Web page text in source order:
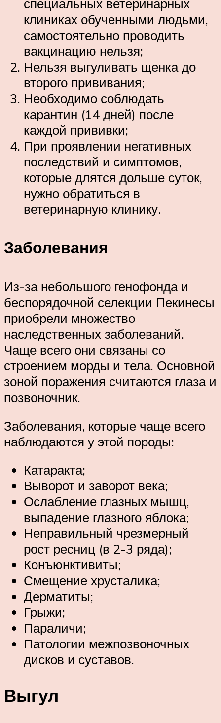
специальных ветеринарных
клиниках обученными людьми,
самостоятельно проводить
вакцинацию нельзя;
Нельзя выгуливать щенка до
второго прививания;
Необходимо соблюдать
карантин (14 дней) после
каждой прививки;
При проявлении негативных
последствий и симптомов,
которые длятся дольше суток,
нужно обратиться в
ветеринарную клинику.
Заболевания
Из-за небольшого генофонда и
беспорядочной селекции Пекинесы
приобрели множество
наследственных заболеваний.
Чаще всего они связаны со
строением морды и тела. Основной
зоной поражения считаются глаза и
позвоночник.
Заболевания, которые чаще всего
наблюдаются у этой породы:
Катаракта;
Выворот и заворот века;
Ослабление глазных мышц,
выпадение глазного яблока;
Неправильный чрезмерный
рост ресниц (в 2-3 ряда);
Конъюнктивиты;
Смещение хрусталика;
Дерматиты;
Грыжи;
Параличи;
Патологии межпозвоночных
дисков и суставов.
Выгул